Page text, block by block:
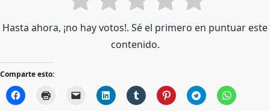
Hasta ahora, ¡no hay votos!. Sé el primero en puntuar este
contenido.
Comparte esto: